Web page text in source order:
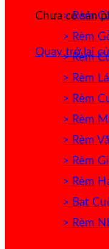
Chưa có sản
Quay trở lại
> Rèm
> Rèm
> Rèm
> Rèm
> Rèm
> Rèm
> Rèm
> Rèm
> Rèm
> Bạt
> Rèm